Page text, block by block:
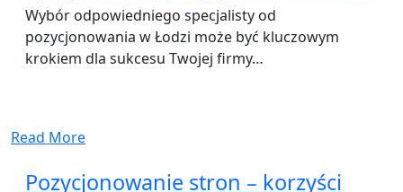
Wybór odpowiedniego specjalisty od
pozycjonowania w Łodzi może być kluczowym
krokiem dla sukcesu Twojej firmy…
Read More
Pozycjonowanie stron – korzyści